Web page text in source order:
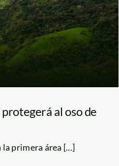
al oso de
primera área [...]